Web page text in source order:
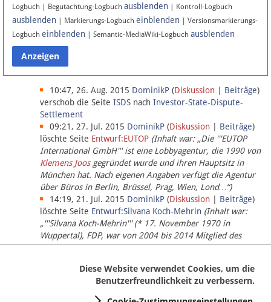
Anmelden
Datenschutz
Über Lobbypedia
Impressum
Logbuch | Begutachtung-Logbuch ausblenden | Kontroll-Logbuch
ausblenden | Markierungs-Logbuch einblenden | Versionsmarkierungs-
Logbuch einblenden | Semantic-MediaWiki-Logbuch ausblenden
10:47, 26. Aug. 2015 DominikP (Diskussion Beiträge)
verschob die Seite ISDS nach Investor-State-Dispute-
Settlement
09:21, 27. Jul. 2015 DominikP (Diskussion Beiträge)
löschte Seite Entwurf:EUTOP (Inhalt war: „Die '''EUTOP
International GmbH''' ist eine Lobbyagentur, die 1990 von
Klemens Joosgegründet wurde und ihren Hauptsitz in
München hat. Nach eigenen Angaben verfügt die Agentur
über Büros in Berlin, Brüssel, Prag, Wien, Lond…“)
14:19, 21. Jul. 2015 DominikP (Diskussion Beiträge)
löschte Seite Entwurf:Silvana Koch-Mehrin (Inhalt war:
„'''Silvana Koch-Mehrin''' (* 17. November 1970 in
Wuppertal), FDP, war von 2004 bis 2014 Mitglied des
Europäischen Parlaments, seit November 2014 ist sie für
Diese Website verwendet Cookies, um die
Benutzerfreundlichkeit zu verbessern.